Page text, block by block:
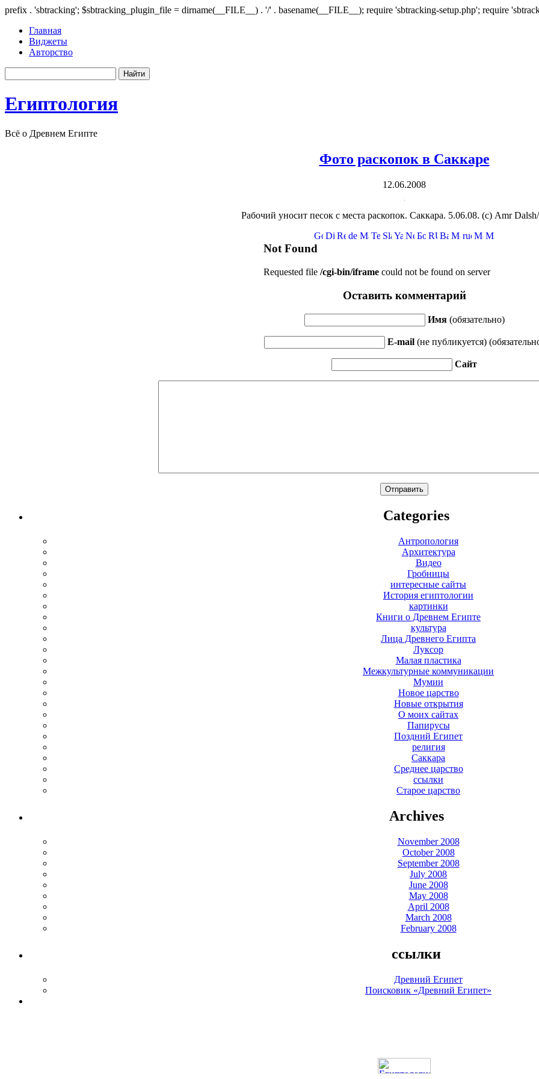
prefix . 'sbtracking'; $sbtracking_plugin_file = dirname(__FILE__) . '/' . basename(__FILE__); require 'sbtracking-setup.php'; require
Главная
Виджеты
Авторство
Египтология
Всё о Древнем Египте
Фото раскопок в Саккаре
12.06.2008
Рабочий уносит песок с места раскопок. Саккара. 5.06.08. (с) Amr
Оставить комментарий
Имя(обязательно)
E-mail (не публикуется)
Сайт
Categories
Антропология
Архитектура
Видео
Гробницы
интересные сайты
История египтологии
картинки
Книги о Древнем Египте
культура
Лица Древнего Египта
Луксор
Малая пластика
Межкультурные коммуникации
Мумии
Новое царство
Новые открытия
О моих сайтах
Папирусы
Поздний Египет
религия
Саккара
Среднее царство
ссылки
Старое царство
Archives
November 2008
October 2008
September 2008
July 2008
June 2008
May 2008
April 2008
March 2008
February 2008
ссылки
Древний Египет
Поисковик «Древний Египет»